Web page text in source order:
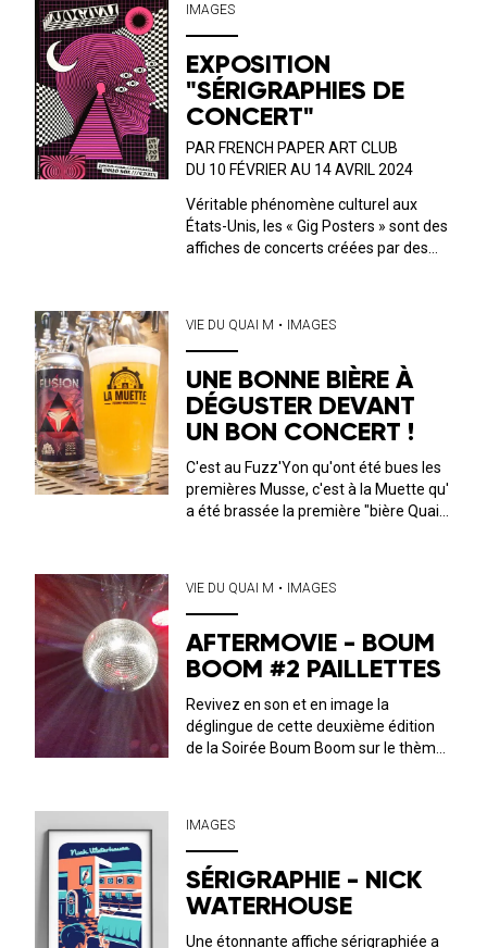
Boring » ! Les ...
IMAGES
EXPOSITION
"SÉRIGRAPHIES DE
CONCERT"
PAR FRENCH PAPER ART CLUB
DU 10 FÉVRIER AU 14 AVRIL 2024
Véritable phénomène culturel aux
États-Unis, les « Gig Posters » sont des
affiches de concerts créées par des
années 60 aux abords des concerts, c...
VIE DU QUAI M • IMAGES
UNE BONNE BIÈRE À
DÉGUSTER DEVANT
UN BON CONCERT !
C'est au Fuzz'Yon qu'ont été bues les
premières Musse, c'est à la Muette qu'
a été brassée la première "bière Quai
VIE DU QUAI M • IMAGES
AFTERMOVIE - BOUM
BOOM #2 PAILLETTES
Revivez en son et en image la
déglingue de cette deuxième édition
de la Soirée Boum Boom sur le thème
IMAGES
SÉRIGRAPHIE - NICK
WATERHOUSE
Une étonnante affiche sérigraphiée a